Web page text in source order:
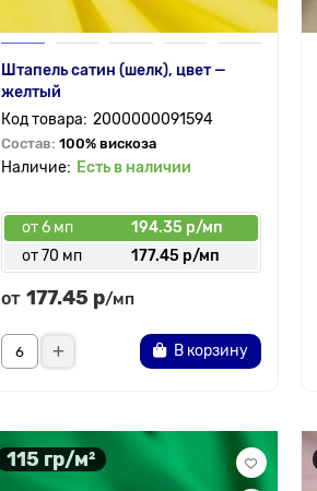
Штапель сатин (шелк), цвет —
желтый
2000000091594
Состав: 100% вискоза
Есть в наличии
от 6 мп
194.35 р/мп
от 70 мп
177.45 р/мп
от 177.45 р/мп
В корзину
115 гр/м²